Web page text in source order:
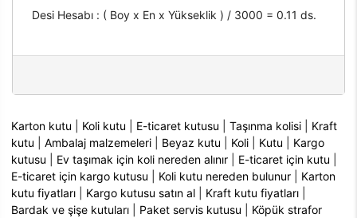
Desi Hesabı : ( Boy x En x Yükseklik ) / 3000 = 0.11 ds.
Karton kutu Koli kutu E-ticaret kutusu |Taşınma kolisi
Kraft
kutu |Ambalaj malzemeleri Beyaz kutu Koli Kutu
Kargo
kutusu
Ev taşımak için koli nereden alınır E-ticaret için kutu
E-ticaret için kargo kutusu
Koli kutu nereden bulunur
Karton
kutu fiyatları
Kargo kutusu satın al Kraft kutu fiyatları
Bardak ve şişe kutuları
Paket servis kutusu
Köpük strafor